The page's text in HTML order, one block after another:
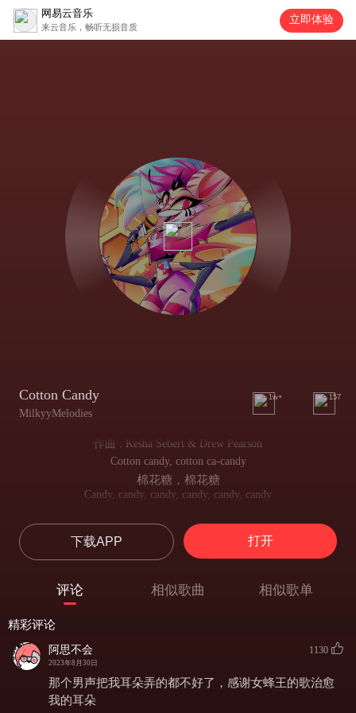
网易云音乐
来云音乐，畅听无损音质
立即体验
Cotton Candy
MilkyyMelodies
1w+ 157
作曲 : Kesha Sebert & Drew Pearson
Cotton candy, cotton ca-candy
棉花糖，棉花糖
Candy, candy, candy, candy, candy, candy
Hey, I'm whatchu need, I'm watchu want
嘿，我是你所需的，我是你所欲求的
I got it all, a carnivale
I'll bring you up, I'll take you down
我是粘稠甜蜜，像粘在你牙齿间的
棉花糖（啊-哦，哦-哦）
下载APP 打开
评论 相似歌曲 相似歌单
精彩评论
阿思不会
2023年8月30日
1130
那个男声把我耳朵弄的都不好了，感谢女蜂王的歌治愈
我的耳朵